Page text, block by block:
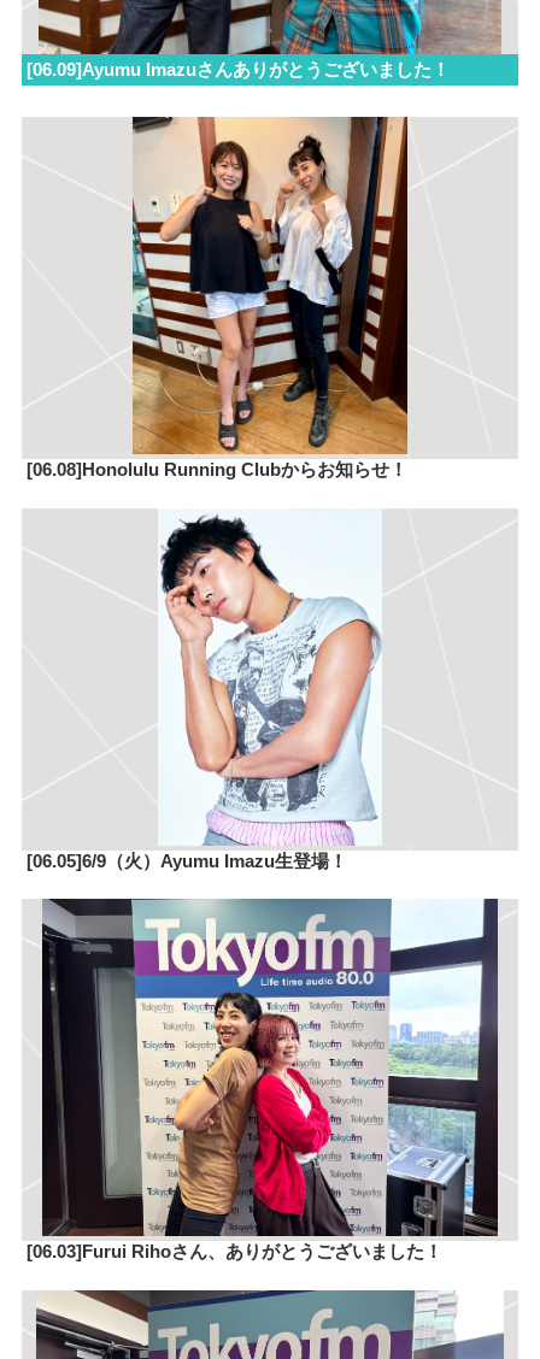
[06.09]Ayumu Imazuさんありがとうございました！
[06.08]Honolulu Running Clubからお知らせ！
[06.05]6/9（火）Ayumu Imazu生登場！
[06.03]Furui Rihoさん、ありがとうございました！